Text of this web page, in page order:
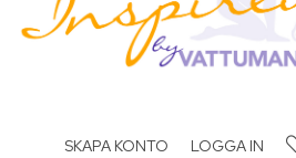
SKAPA KONTO LOGGA IN